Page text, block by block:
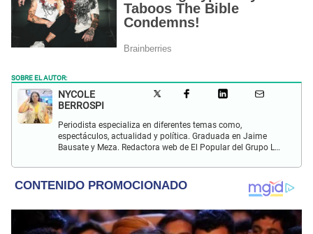
SOBRE EL AUTOR:
NYCOLE
BERROSPI
Periodista especializa en diferentes temas como,
espectáculos, actualidad y política. Graduada en Jaime
Bausate y Meza. Redactora web de El Popular del Grupo La
producción de televisión.